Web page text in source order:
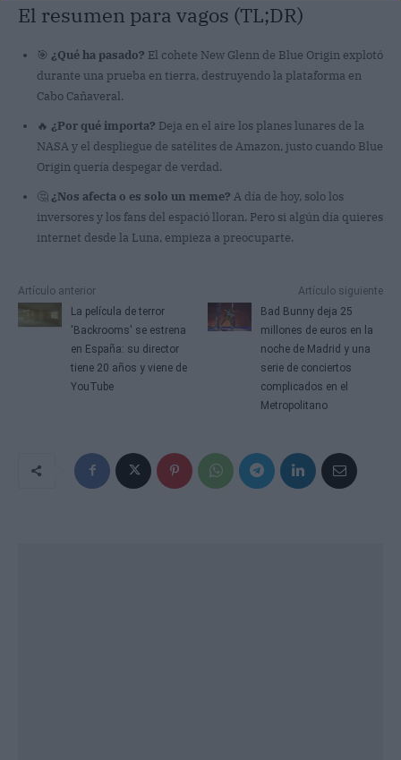
El resumen para vagos (TL;DR)
🎯 ¿Qué ha pasado? El cohete New Glenn de Blue Origin explotó
durante una prueba en tierra, destruyendo la plataforma en
Cabo Cañaveral.
🔥 ¿Por qué importa? Deja en el aire los planes lunares de la
NASA y el despliegue de satélites de Amazon, justo cuando Blue
Origin quería despegar de verdad.
🤔¿Nos afecta o es solo un meme? A día de hoy, solo los
inversores y los fans del espació lloran. Pero si algún día quieres
internet desde la Luna, empieza a preocuparte.
Artículo anterior
La película de terror
'Backrooms' se estrena
en España: su director
tiene 20 años y viene de
YouTube
Artículo siguiente
Bad Bunny deja 25
millones de euros en la
noche de Madrid y una
serie de conciertos
complicados en el
Metropolitano